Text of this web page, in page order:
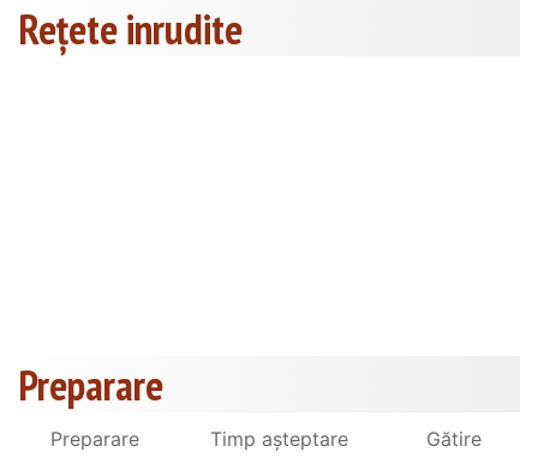
Rețete inrudite
Preparare
Preparare
Timp așteptare
Gătire